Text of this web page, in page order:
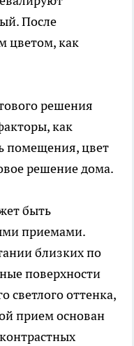
После
цветом, как
решения
как
помещения, цвет
решение дома.
быть
приемами.
близких по
поверхности
светлого оттенка,
прием основан